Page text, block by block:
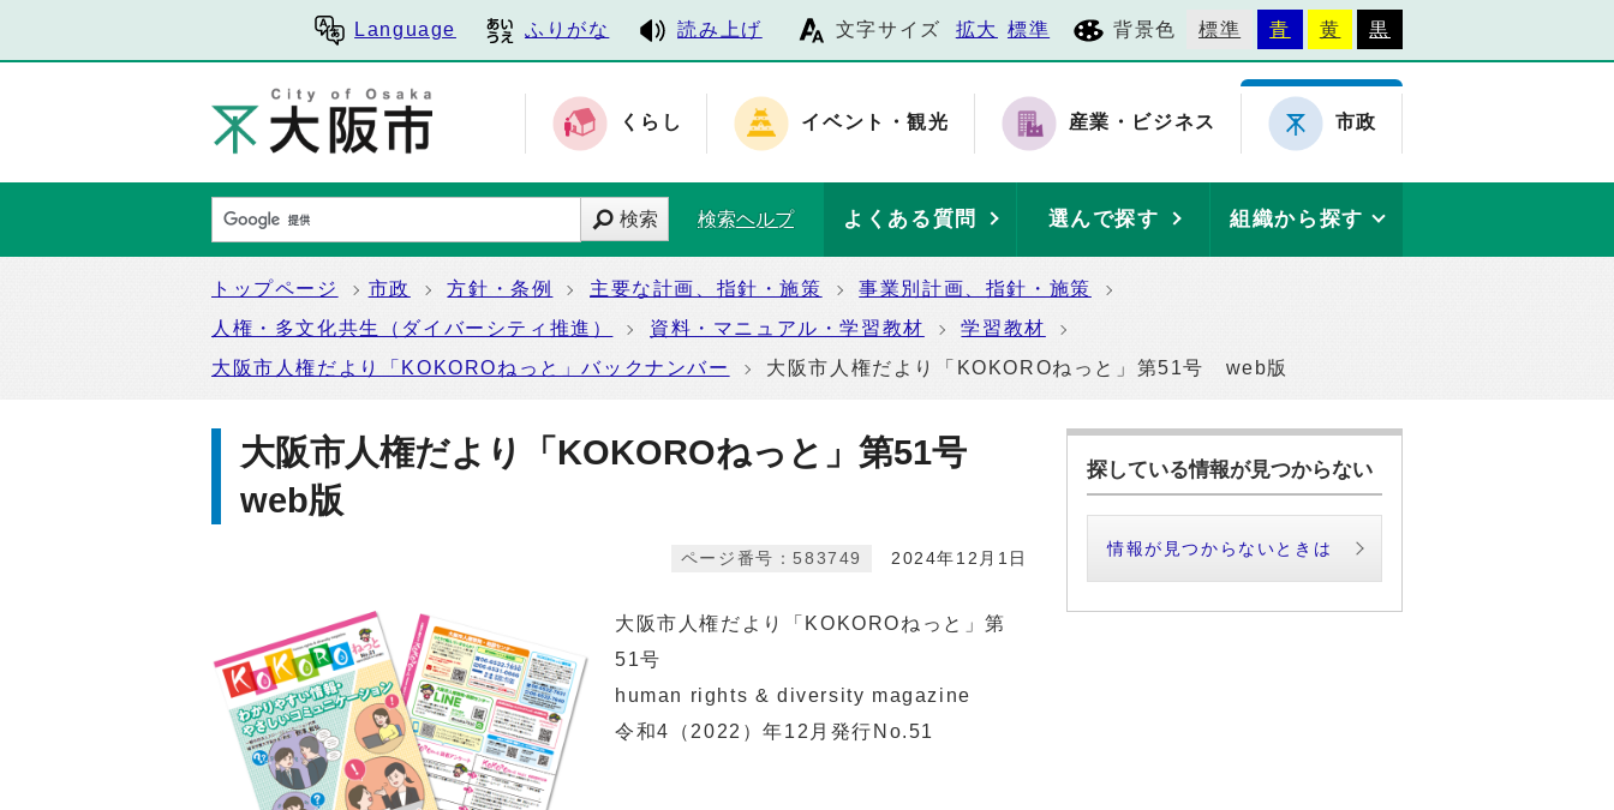
Language ふりがな 読み上げ 文字サイズ 拡大 標準 背景色 標準 青 黄 黒
くらし イベント・観光 産業・ビジネス 市政
検索 検索ヘルプ よくある質問 選んで探す 組織から探す
トップページ 市政 方針・条例 主要な計画、指針・施策
事業別計画、指針・施策
人権・多文化共生（ダイバーシティ推進）
資料・マニュアル・学習教材
学習教材
大阪市人権だより「KOKOROねっと」バックナンバー
大阪市人権だより「KOKOROねっと」第51号 web版
大阪市人権だより「KOKOROねっと」第51号
web版
2024年12月1日
ページ番号：583749
大阪市人権だより「KOKOROねっと」第
51号
human rights & diversity magazine
令和4（2022）年12月発行No.51
探している情報が見つからない
情報が見つからないときは